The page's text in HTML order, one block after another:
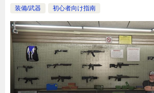
装備/武器
初心者向け指南